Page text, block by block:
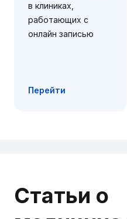
в клиниках,
работающих с
онлайн записью
Перейти
Статьи о